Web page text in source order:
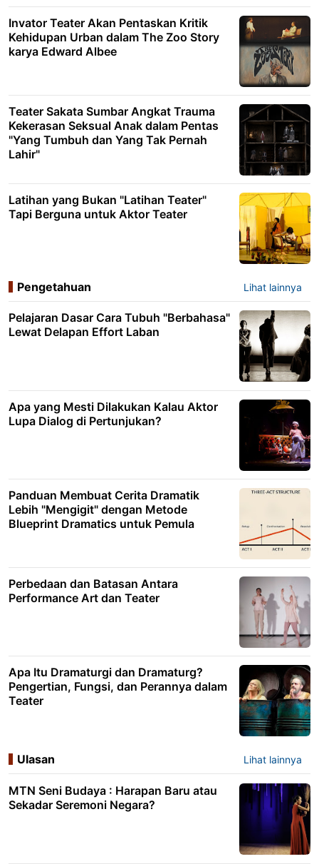
Invator Teater Akan Pentaskan Kritik
Kehidupan Urban dalam The Zoo Story
karya Edward Albee
Teater Sakata Sumbar Angkat Trauma
Kekerasan Seksual Anak dalam Pentas
"Yang Tumbuh dan Yang Tak Pernah
Lahir"
Latihan yang Bukan "Latihan Teater"
Tapi Berguna untuk Aktor Teater
Pengetahuan Lihat lainnya
Pelajaran Dasar Cara Tubuh "Berbahasa"
Lewat Delapan Effort Laban
Apa yang Mesti Dilakukan Kalau Aktor
Lupa Dialog di Pertunjukan?
Panduan Membuat Cerita Dramatik
Lebih "Mengigit" dengan Metode
Blueprint Dramatics untuk Pemula
Perbedaan dan Batasan Antara
Performance Art dan Teater
Apa Itu Dramaturgi dan Dramaturg?
Pengertian, Fungsi, dan Perannya dalam
Teater
Ulasan Lihat lainnya
MTN Seni Budaya : Harapan Baru atau
Sekadar Seremoni Negara?